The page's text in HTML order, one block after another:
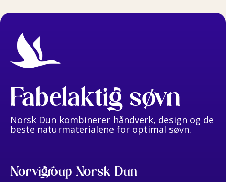
Fabelaktig søvn
Norsk Dun kombinerer håndverk, design og de
beste naturmaterialene for optimal søvn.
Norvigroup Norsk Dun